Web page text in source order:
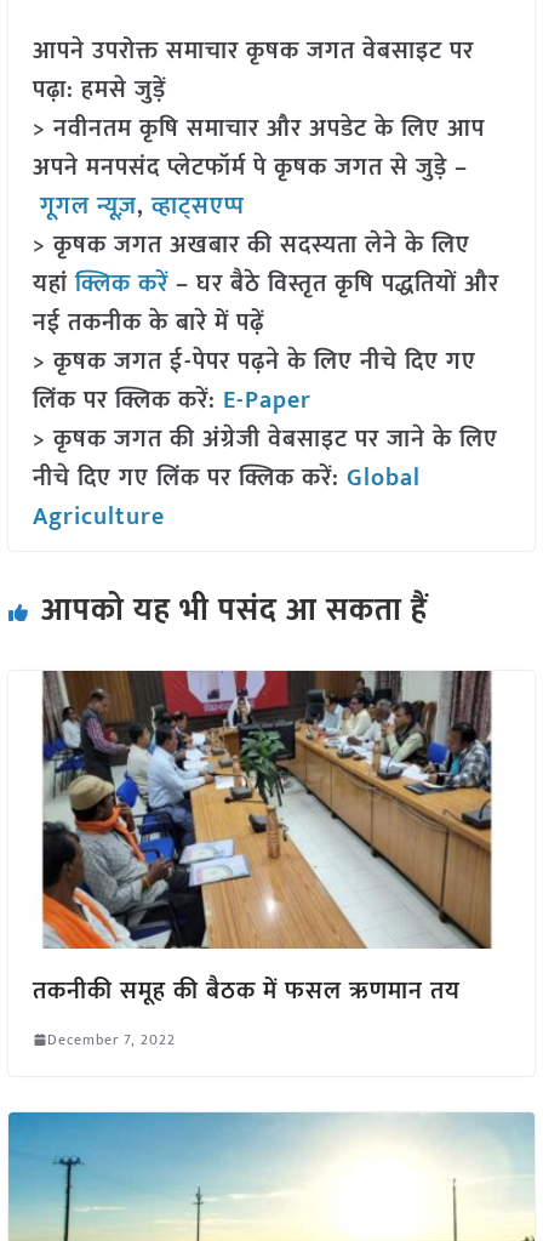
आपने उपरोक्त समाचार कृषक जगत वेबसाइट पर
पढ़ा: हमसे जुड़ें
> नवीनतम कृषि समाचार और अपडेट के लिए आप
अपने मनपसंद प्लेटफॉर्म पे कृषक जगत से जुड़े –
गूगल न्यूज़,व्हाट्सएप्प
> कृषक जगत अखबार की सदस्यता लेने के लिए
यहांक्लिक करें– घर बैठे विस्तृत कृषि पद्धतियों और
नई तकनीक के बारे में पढ़ें
> कृषक जगत ई-पेपर पढ़ने के लिए नीचे दिए गए
लिंक पर क्लिक करें: E-Paper
> कृषक जगत की अंग्रेजी वेबसाइट पर जाने के लिए
नीचे दिए गए लिंक पर क्लिक करें: Global
Agriculture
आपको यह भी पसंद आ सकता हैं
तकनीकी समूह की बैठक में फसल ऋणमान तय
December 7, 2022